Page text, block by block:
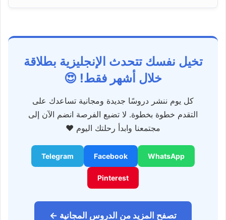
تخيل نفسك تتحدث الإنجليزية بطلاقة
خلال أشهر فقط! 😍
كل يوم ننشر دروسًا جديدة ومجانية تساعدك على
التقدم خطوة بخطوة. لا تضيع الفرصة انضم الآن إلى
مجتمعنا وابدأ رحلتك اليوم ❤️
WhatsApp
Facebook
Telegram
Pinterest
تصفح المزيد من الدروس المجانية ←